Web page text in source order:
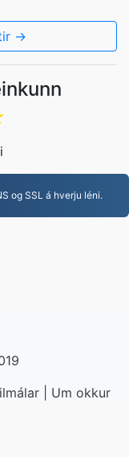
→
og SSL á hverju léni.
Um okkur